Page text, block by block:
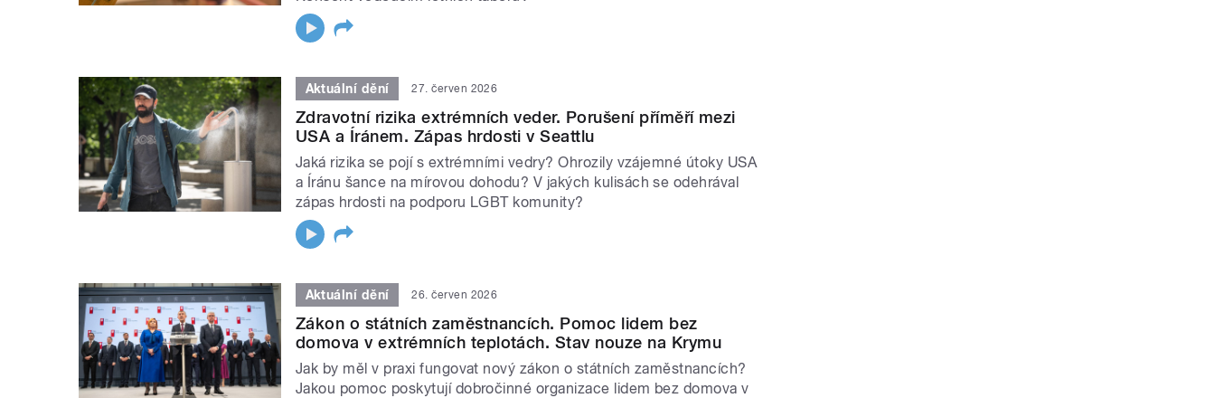
Aktuální dění 27. červen 2026
Zdravotní rizika extrémních veder. Porušení příměří mezi
USA a Íránem. Zápas hrdosti v Seattlu
Jaká rizika se pojí s extrémními vedry? Ohrozily vzájemné útoky USA
a Íránu šance na mírovou dohodu? V jakých kulisách se odehrával
zápas hrdosti na podporu LGBT komunity?
Aktuální dění 26. červen 2026
Zákon o státních zaměstnancích. Pomoc lidem bez
domova v extrémních teplotách. Stav nouze na Krymu
Jak by měl v praxi fungovat nový zákon o státních zaměstnancích?
Jakou pomoc poskytují dobročinné organizace lidem bez domova v